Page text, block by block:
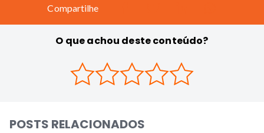
Compartilhe
O que achou deste conteúdo?
POSTS RELACIONADOS